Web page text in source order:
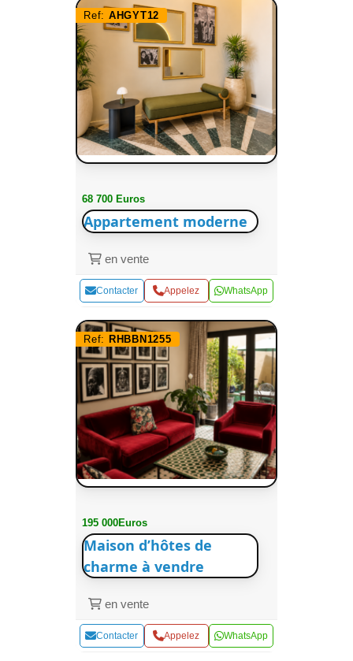
Ref: AHGYT12
68 700 Euros
Appartement moderne
en vente
Contacter Appelez WhatsApp
Ref: RHBBN1255
195 000Euros
Maison d’hôtes de
charme à vendre
en vente
Contacter Appelez WhatsApp